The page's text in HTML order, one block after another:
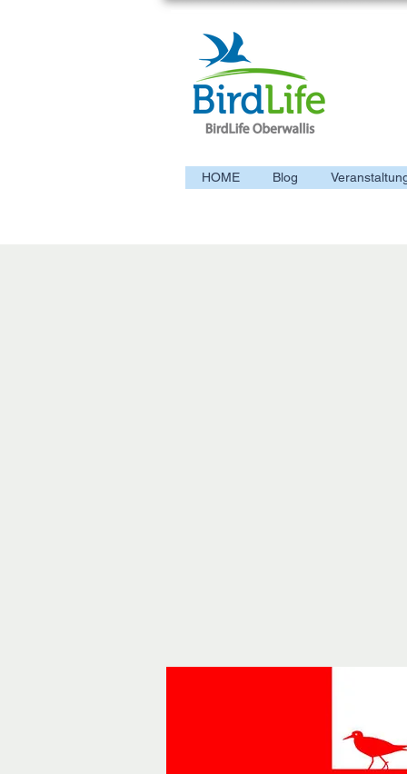
HOME Blog